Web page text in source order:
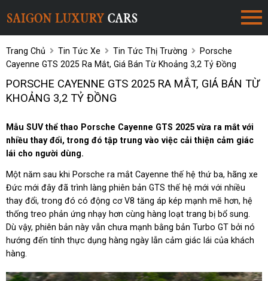
Trang Chủ Tin Tức Xe Tin Tức Thị Trường
Porsche
Cayenne GTS 2025 Ra Mắt, Giá Bán Từ Khoảng 3,2 Tỷ Đồng
PORSCHE CAYENNE GTS 2025 RA MẮT, GIÁ BÁN TỪ
KHOẢNG 3,2 TỶ ĐỒNG
Mẫu SUV thể thao Porsche Cayenne GTS 2025 vừa ra mắt với
nhiều thay đổi, trong đó tập trung vào việc cải thiện cảm giác
lái cho người dùng.
Một năm sau khi Porsche ra mắt Cayenne thế hệ thứ ba, hãng xe
Đức mới đây đã trình làng phiên bản GTS thế hệ mới với nhiều
thay đổi, trong đó có động cơ V8 tăng áp kép mạnh mẽ hơn, hệ
thống treo phản ứng nhạy hơn cùng hàng loạt trang bị bổ sung.
Dù vậy, phiên bản này vẫn chưa mạnh bằng bản Turbo GT bởi nó
hướng đến tính thực dụng hàng ngày lẫn cảm giác lái của khách
hàng.